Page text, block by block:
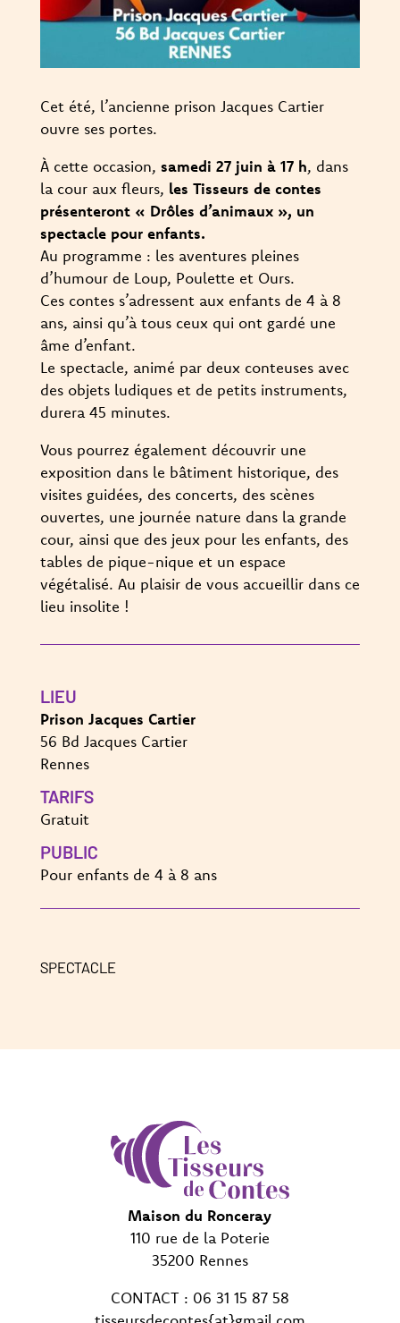
Cet été, l’ancienne prison Jacques Cartier
ouvre ses portes.
À cette occasion, samedi 27 juin à 17 h, dans
la cour aux fleurs, les Tisseurs de contes
présenteront « Drôles d’animaux », un
spectacle pour enfants.
Au programme : les aventures pleines
d’humour de Loup, Poulette et Ours.
Ces contes s’adressent aux enfants de 4 à 8
ans, ainsi qu’à tous ceux qui ont gardé une
âme d’enfant.
Le spectacle, animé par deux conteuses avec
des objets ludiques et de petits instruments,
durera 45 minutes.
Vous pourrez également découvrir une
exposition dans le bâtiment historique, des
visites guidées, des concerts, des scènes
ouvertes, une journée nature dans la grande
cour, ainsi que des jeux pour les enfants, des
tables de pique-nique et un espace
végétalisé. Au plaisir de vous accueillir dans ce
lieu insolite !
LIEU
Prison Jacques Cartier
56 Bd Jacques Cartier
Rennes
TARIFS
Gratuit
PUBLIC
Pour enfants de 4 à 8 ans
SPECTACLE
Maison du Ronceray
110 rue de la Poterie
35200 Rennes
CONTACT : 06 31 15 87 58